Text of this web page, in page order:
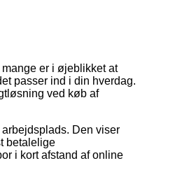
er i øjeblikket at
passer ind i din hverdag.
ved køb af
Den viser
betalelige
i kort afstand af online